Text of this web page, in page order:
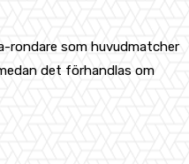
rondare som huvudmatcher
det förhandlas om